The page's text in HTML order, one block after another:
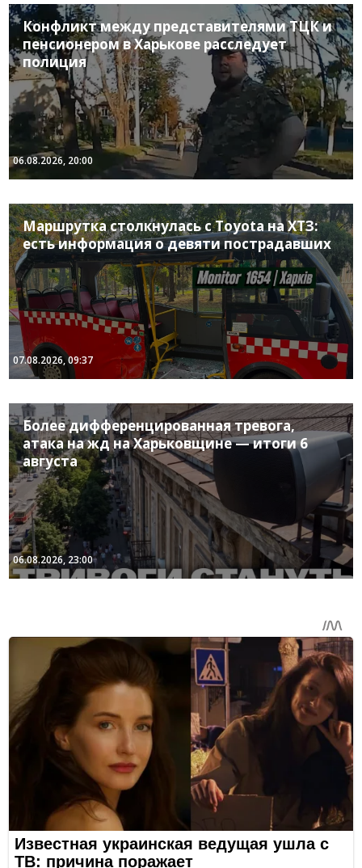
Конфликт между представителями ТЦК и
пенсионером в Харькове расследует
полиция
06.08.2026, 20:00
Маршрутка столкнулась с Toyota на ХТЗ:
есть информация о девяти пострадавших
07.08.2026, 09:37
Более дифференцированная тревога,
атака на жд на Харьковщине — итоги 6
августа
06.08.2026, 23:00